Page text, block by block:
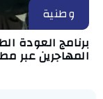
وطنية
برنامج العودة
المهاجرين عبر